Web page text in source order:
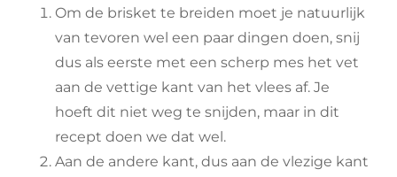
Om de brisket te breiden moet je natuurlijk
van tevoren wel een paar dingen doen, snij
dus als eerste met een scherp mes het vet
aan de vettige kant van het vlees af. Je
hoeft dit niet weg te snijden, maar in dit
recept doen we dat wel.
Aan de andere kant, dus aan de vlezige kant